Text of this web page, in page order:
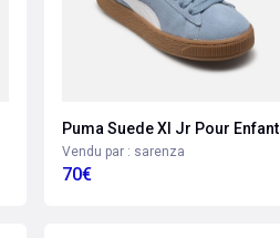
Puma Suede Xl Jr Pour Enfant
Vendu par : sarenza
70€